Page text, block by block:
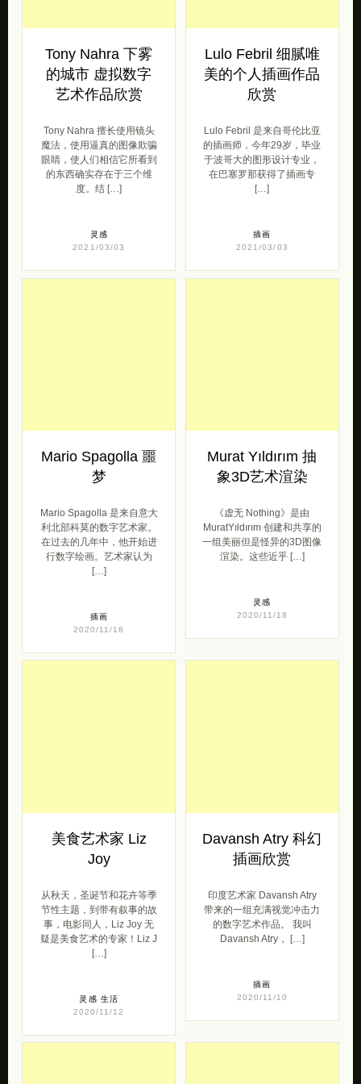
Tony Nahra 下雾
的城市 虚拟数字
艺术作品欣赏
Tony Nahra 擅长使用镜头
魔法，使用逼真的图像欺骗
眼睛，使人们相信它所看到
的东西确实存在于三个维
度。结 […]
灵感
2021/03/03
Lulo Febril 细腻唯
美的个人插画作品
欣赏
Lulo Febril 是来自哥伦比亚
的插画师，今年29岁，毕业
于波哥大的图形设计专业，
在巴塞罗那获得了插画专
[…]
插画
2021/03/03
Mario Spagolla 噩
梦
Mario Spagolla 是来自意大
利北部科莫的数字艺术家。
在过去的几年中，他开始进
行数字绘画。艺术家认为
[…]
插画
2020/11/18
Murat Yıldırım 抽
象3D艺术渲染
《虚无 Nothing》是由
MuratYıldırım 创建和共享的
一组美丽但是怪异的3D图像
渲染。这些近乎 […]
灵感
2020/11/18
美食艺术家 Liz
Joy
从秋天，圣诞节和花卉等季
节性主题，到带有叙事的故
事，电影同人，Liz Joy 无
疑是美食艺术的专家！Liz J
[…]
灵感 生活
2020/11/12
Davansh Atry 科幻
插画欣赏
印度艺术家 Davansh Atry
带来的一组充满视觉冲击力
的数字艺术作品。 我叫
Davansh Atry， […]
插画
2020/11/10